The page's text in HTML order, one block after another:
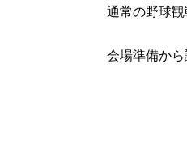
通常の野球
会場準備か